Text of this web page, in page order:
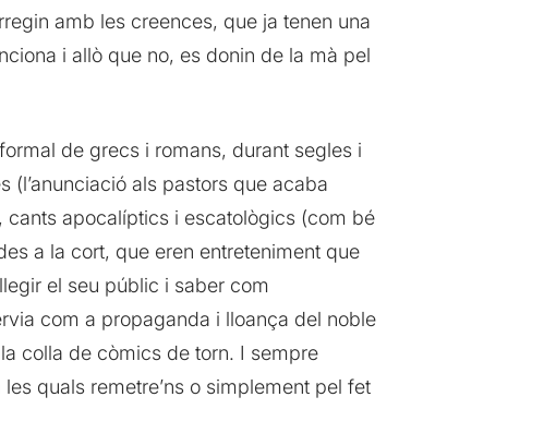
amb les creences, que ja tenen una
i allò que no, es donin de la mà pel
de grecs i romans, durant segles i
als pastors que acaba
cants apocalíptics i escatològics (com bé
a la cort, que eren entreteniment que
el seu públic i saber com
com a propaganda i lloança del noble
colla de còmics de torn. I sempre
quals remetre’ns o simplement pel fet